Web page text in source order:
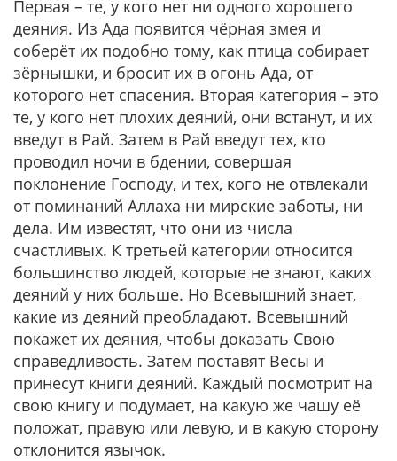
Первая – те, у кого нет ни одного хорошего
деяния. Из Ада появится чёрная змея и
соберёт их подобно тому, как птица собирает
зёрнышки, и бросит их в огонь Ада, от
которого нет спасения. Вторая категория – это
те, у кого нет плохих деяний, они встанут, и их
введут в Рай. Затем в Рай введут тех, кто
проводил ночи в бдении, совершая
поклонение Господу, и тех, кого не отвлекали
от поминаний Аллаха ни мирские заботы, ни
дела. Им известят, что они из числа
счастливых. К третьей категории относится
большинство людей, которые не знают, каких
деяний у них больше. Но Всевышний знает,
какие из деяний преобладают. Всевышний
покажет их деяния, чтобы доказать Свою
справедливость. Затем поставят Весы и
принесут книги деяний. Каждый посмотрит на
свою книгу и подумает, на какую же чашу её
положат, правую или левую, и в какую сторону
отклонится язычок.